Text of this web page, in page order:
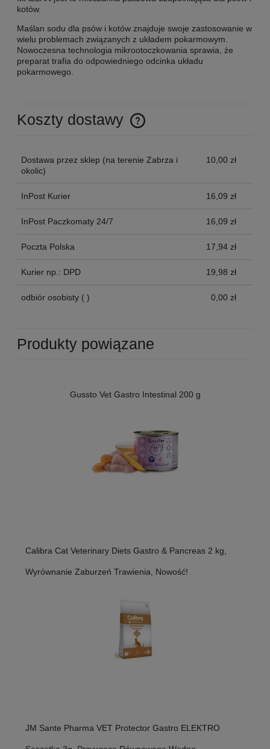
kotów.
Maślan sodu dla psów i kotów znajduje swoje zastosowanie w
wielu problemach związanych z układem pokarmowym.
Nowoczesna technologia mikrootoczkowania sprawia, że
preparat trafia do odpowiedniego odcinka układu
pokarmowego.
Koszty dostawy
Cena nie zawiera ewentualnych kosztów płatności
Dostawa przez sklep (na terenie Zabrza i
okolic)
10,00 zł
InPost Kurier 16,09 zł
InPost Paczkomaty 24/7 16,09 zł
Poczta Polska 17,94 zł
Kurier np.: DPD 19,98 zł
odbiór osobisty ( ) 0,00 zł
Produkty powiązane
Gussto Vet Gastro Intestinal 200 g
Calibra Cat Veterinary Diets Gastro & Pancreas 2 kg,
Wyrównanie Zaburzeń Trawienia, Nowość!
JM Sante Pharma VET Protector Gastro ELEKTRO